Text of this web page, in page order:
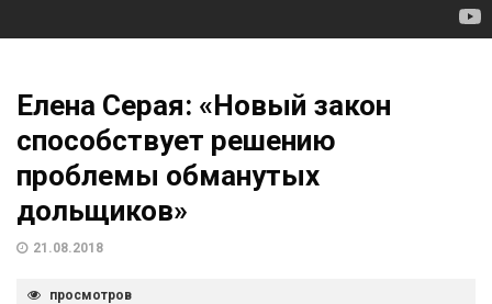
Елена Серая: «Новый закон
способствует решению
проблемы обманутых
дольщиков»
21.08.2018
просмотров